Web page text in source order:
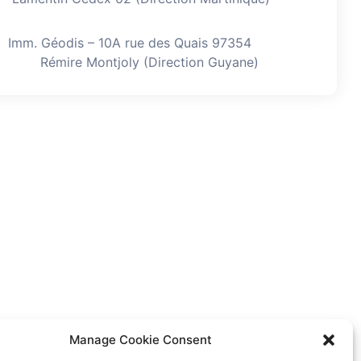
Manage Cookie Consent
Imm. Géodis – 10A rue des Quais 97354
Rémire Montjoly (Direction Guyane)